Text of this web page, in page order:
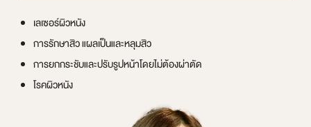
เลเซอร์ผิวหนัง
การรักษาสิว แผลเป็นและหลุมสิว
การยกกระชับและปรับรูปหน้าโดยไม่ต้องผ่าตัด
โรคผิวหนัง